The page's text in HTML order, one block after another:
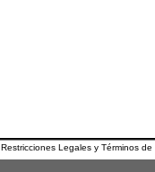
Restricciones Legales y Términos de